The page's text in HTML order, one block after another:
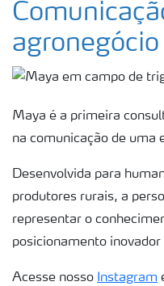
agronegócio
Maya é a primeira
na comunicação de uma
Desenvolvida para
produtores rurais, a
representar o
posicionamento
Acesse nosso Instagram